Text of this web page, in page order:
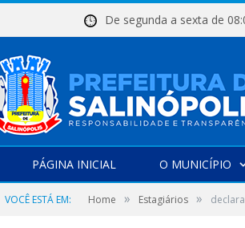
De segunda a sexta de
PÁGINA INICIAL O MUNICÍPIO
VOCÊ ESTÁ EM: Home » Estagiários »